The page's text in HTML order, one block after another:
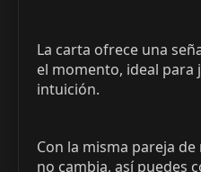
La carta ofrece una
el momento, ideal para
intuición.
Con la misma pareja
no cambia, así puedes